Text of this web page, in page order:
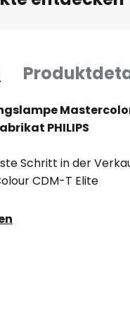
PHILIPS
Schritt in der
CDM-T Elite
Lichtqualität von